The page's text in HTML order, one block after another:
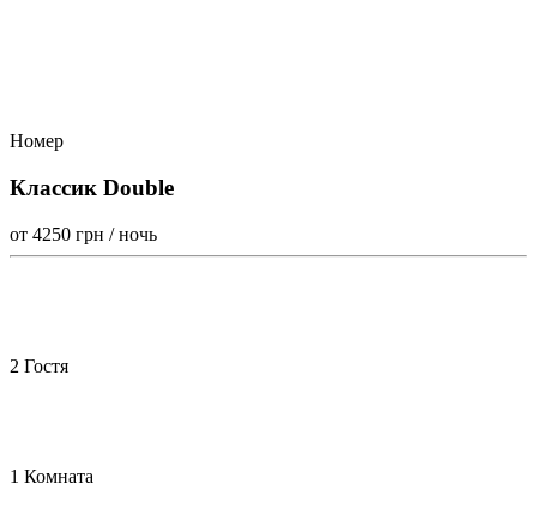
Номер
Классик Double
от 4250 грн / ночь
2 Гостя
1 Комната